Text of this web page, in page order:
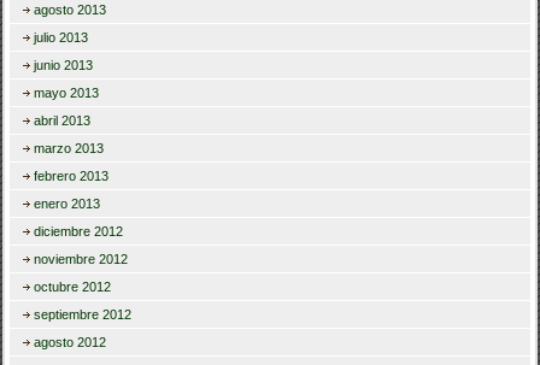
agosto 2013
julio 2013
junio 2013
mayo 2013
abril 2013
marzo 2013
febrero 2013
enero 2013
diciembre 2012
noviembre 2012
octubre 2012
septiembre 2012
agosto 2012